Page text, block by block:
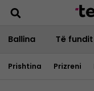
Ballina Të fundit
Prishtina Prizreni